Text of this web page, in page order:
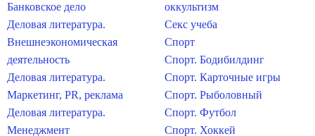
Банковское дело
Деловая литература.
Внешнеэкономическая
деятельность
Деловая литература.
Маркетинг, PR, реклама
Деловая литература.
Менеджмент
оккультизм
Секс учеба
Спорт
Спорт. Бодибилдинг
Спорт. Карточные игры
Спорт. Рыболовный
Спорт. Футбол
Спорт. Хоккей